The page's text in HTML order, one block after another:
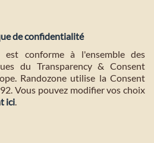
de confidentialité
est conforme à l'ensemble des
du Transparency & Consent
Randozone utilise la Consent
Vous pouvez modifier vos choix
ici